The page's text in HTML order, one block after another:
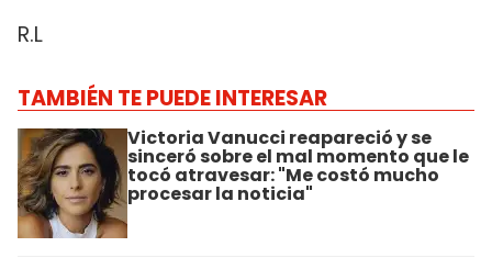
R.L
TAMBIÉN TE PUEDE INTERESAR
Victoria Vanucci reapareció y se
sinceró sobre el mal momento que le
tocó atravesar: "Me costó mucho
procesar la noticia"